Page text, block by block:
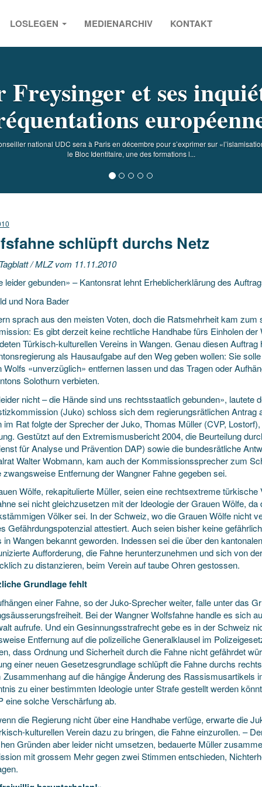
LOSLEGEN MEDIENARCHIV KONTAKT
Freysinger et ses
national UDC sera à Paris en décembre pour s’exprimer sur
le Bloc Identitaire, une des formations l...
schlüpft durchs Netz
/ MLZ vom 11.11.2010
leider gebunden» – Kantonsrat lehnt Erheblicherklärung des
und Nora Bader
sprach aus den meisten Voten, doch die Ratsmehrheit kam
Es gibt derzeit keine rechtliche Handhabe fürs Einholen
Türkisch-kulturellen Vereins in Wangen. Genau diesen
als Hausaufgabe auf den Weg geben wollen: Sie
Wolfs «unverzüglich» entfernen lassen und das Tragen oder
Solothurn verbieten.
nicht – die Hände sind uns rechtsstaatlich gebunden», lautete
(Juko) schloss sich dem regierungsrätlichen Antrag
im Rat folgte der Sprecher der Juko, Thomas Müller (CVP,
Gestützt auf den Extremismusbericht 2004, die Beurteilung
für Analyse und Prävention DAP) sowie die bundesrätliche
Walter Wobmann, kam auch der Kommissionssprecher zum
zwangsweise Entfernung der Wangner Fahne gegeben sei.
Wölfe, rekapitulierte Müller, seien eine rechtsextreme türkische
sei nicht gleichzusetzen mit der Ideologie der Grauen Wölfe,
Völker sei. In der Schweiz, wo die Grauen Wölfe nicht
Gefährdungspotenzial attestiert. Auch seien bisher keine
in Wangen bekannt geworden. Indessen sei die über den
Aufforderung, die Fahne herunterzunehmen und sich von
zu distanzieren, beim Verein auf taube Ohren gestossen.
Grundlage fehlt
einer Fahne, so der Juko-Sprecher weiter, falle unter das
Bei der Wangner Wolfsfahne handle es sich
aufrufe. Und ein Gesinnungsstrafrecht gebe es in der Schweiz
Entfernung auf die polizeiliche Generalklausel im
dass Ordnung und Sicherheit durch die Fahne nicht gefährdet
einer neuen Gesetzesgrundlage schlüpft die Fahne durchs
Zusammenhang auf die hängige Änderung des Rassismusartikels
zu einer bestimmten Ideologie unter Strafe gestellt werden
eine solche Verschärfung ab.
die Regierung nicht über eine Handhabe verfüge, erwarte die
kulturellen Verein dazu zu bringen, die Fahne einzurollen. –
Gründen aber leider nicht umsetzen, bedauerte Müller
mit grossem Mehr gegen zwei Stimmen entschieden,